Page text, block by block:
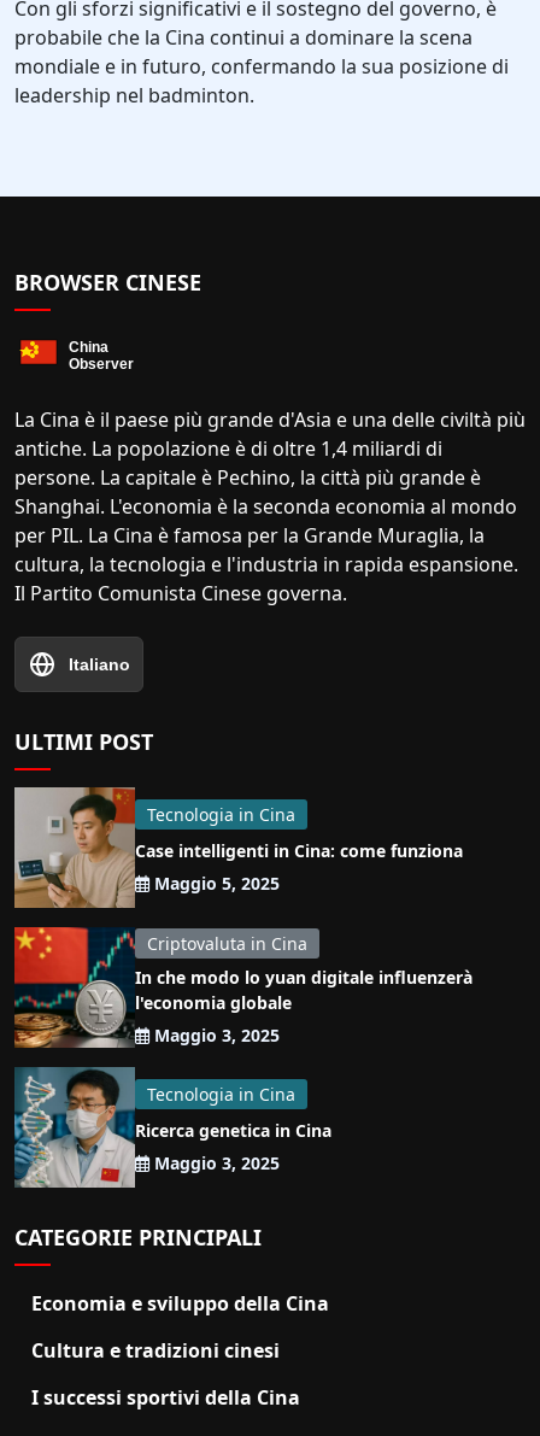
Con gli sforzi significativi e il sostegno del governo, è
probabile che la Cina continui a dominare la scena
mondiale e in futuro, confermando la sua posizione di
leadership nel badminton.
BROWSER CINESE
La Cina è il paese più grande d'Asia e una delle civiltà più
antiche. La popolazione è di oltre 1,4 miliardi di
persone. La capitale è Pechino, la città più grande è
Shanghai. L'economia è la seconda economia al mondo
per PIL. La Cina è famosa per la Grande Muraglia, la
cultura, la tecnologia e l'industria in rapida espansione.
Il Partito Comunista Cinese governa.
Italiano
ULTIMI POST
Tecnologia in Cina
Case intelligenti in Cina: come funziona
Maggio 5, 2025
Criptovaluta in Cina
In che modo lo yuan digitale influenzerà
l'economia globale
Maggio 3, 2025
Tecnologia in Cina
Ricerca genetica in Cina
Maggio 3, 2025
CATEGORIE PRINCIPALI
Economia e sviluppo della Cina
Cultura e tradizioni cinesi
I successi sportivi della Cina